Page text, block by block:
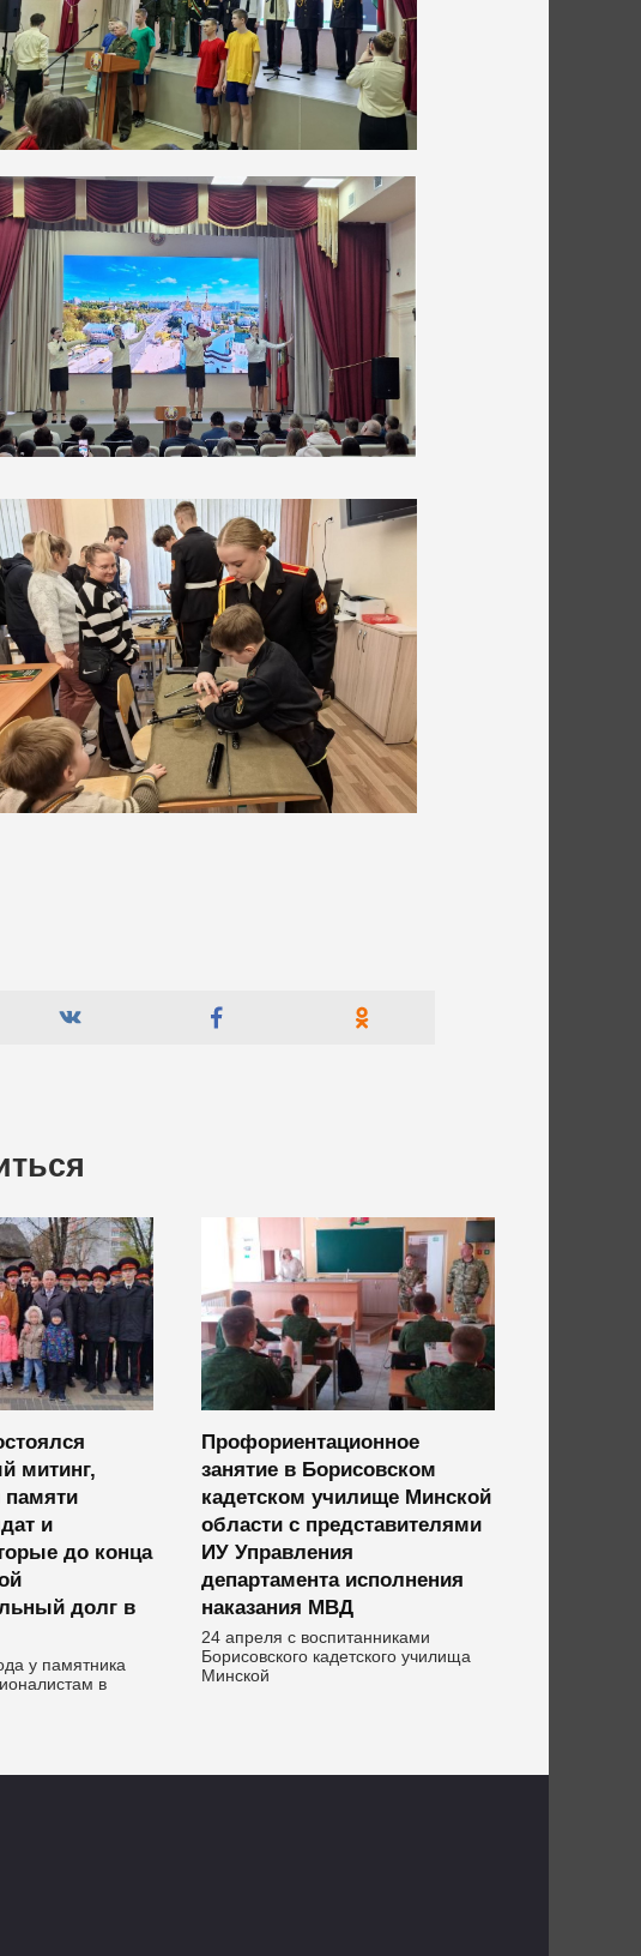
митинг,
и
до конца
долг в
у памятника
в
Профориентационное
занятие в Борисовском
кадетском училище Минской
области с представителями
ИУ Управления
департамента исполнения
наказания МВД
24 апреля с воспитанниками
Борисовского кадетского училища
Минской